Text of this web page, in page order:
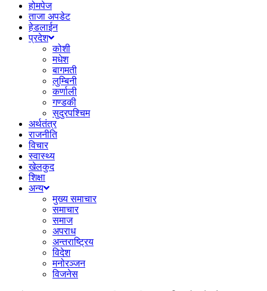
होमपेज
ताजा अपडेट
हेडलाईन
प्रदेश
कोशी
मधेश
बागमती
लुम्बिनी
कर्णाली
गण्डकी
सुदुरपश्चिम
अर्थतंत्र
राजनीति
विचार
स्वास्थ्य
खेलकुद
शिक्षा
अन्य
मुख्य समाचार
समाचार
समाज
अपराध
अन्तराष्ट्रिय
विदेश
मनोरञ्जन
विजनेस